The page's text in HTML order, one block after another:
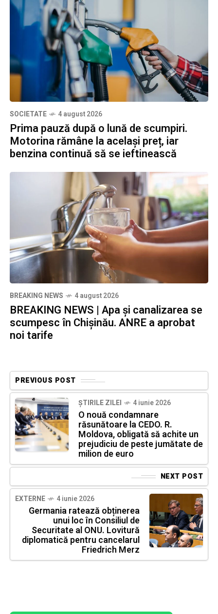
SOCIETATE 4 august 2026
Prima pauză după o lună de scumpiri.
Motorina rămâne la același preț, iar
benzina continuă să se ieftinească
BREAKING NEWS 4 august 2026
BREAKING NEWS | Apa și canalizarea se
scumpesc în Chișinău. ANRE a aprobat
noi tarife
PREVIOUS POST
ȘTIRILE ZILEI 4 iunie 2026
O nouă condamnare
răsunătoare la CEDO. R.
Moldova, obligată să achite un
prejudiciu de peste jumătate de
milion de euro
NEXT POST
EXTERNE 4 iunie 2026
Germania ratează obținerea
unui loc în Consiliul de
Securitate al ONU. Lovitură
diplomatică pentru cancelarul
Friedrich Merz